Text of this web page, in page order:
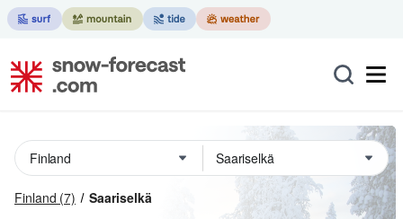
Finland (7) Saariselkä